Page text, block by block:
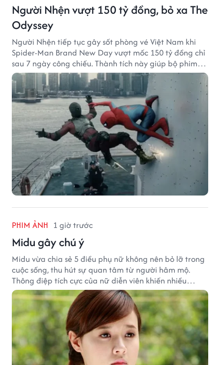
Người Nhện vượt 150 tỷ đồng, bỏ xa The
Odyssey
Người Nhện tiếp tục gây sốt phòng vé Việt Nam khi
Spider-Man Brand New Day vượt mốc 150 tỷ đồng chỉ
sau 7 ngày công chiếu. Thành tích này giúp bộ phim
của Tom Holland tạo khoảng cách đáng kể với The
Odyssey trên đường đua doanh thu.
PHIM ẢNH 1 giờ trước
Midu gây chú ý
Midu vừa chia sẻ 5 điều phụ nữ không nên bỏ lỡ trong
cuộc sống, thu hút sự quan tâm từ người hâm mộ.
Thông điệp tích cực của nữ diễn viên khiến nhiều
người đồng cảm khi nhìn lại hành trình sự nghiệp và
hạnh phúc hiện tại của cô.